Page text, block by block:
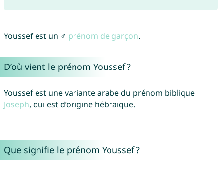
Youssef est un ♂ prénom de garçon.
D’où vient le prénom Youssef ?
Youssef est une variante arabe du prénom biblique
Joseph, qui est d’origine hébraïque.
Que signifie le prénom Youssef ?